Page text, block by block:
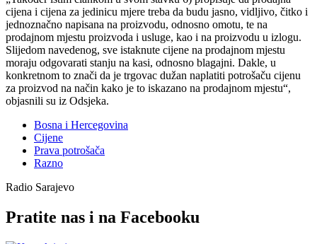
cijena i cijena za jedinicu mjere treba da budu jasno, vidljivo, čitko i
jednoznačno napisana na proizvodu, odnosno omotu, te na
prodajnom mjestu proizvoda i usluge, kao i na proizvodu u izlogu.
Slijedom navedenog, sve istaknute cijene na prodajnom mjestu
moraju odgovarati stanju na kasi, odnosno blagajni. Dakle, u
konkretnom to znači da je trgovac dužan naplatiti potrošaču cijenu
za proizvod na način kako je to iskazano na prodajnom mjestu ,
objasnili su iz Odsjeka.
Bosna i Hercegovina
Cijene
Prava potrošača
Razno
Radio Sarajevo
Pratite nas i na Facebooku